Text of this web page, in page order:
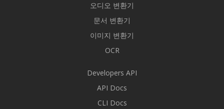
오디오 변환기
문서 변환기
이미지 변환기
OCR
Developers API
API Docs
CLI Docs